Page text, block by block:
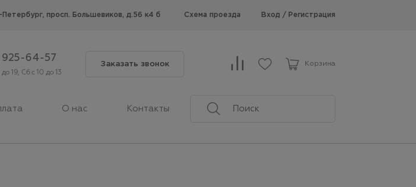
Петербург, просп. Большевиков, д.56 к4 б Схема проезда Вход / Регистрация
925-64-57
до 19, Сб с 10 до 13
Заказать звонок Корзина
О нас Контакты